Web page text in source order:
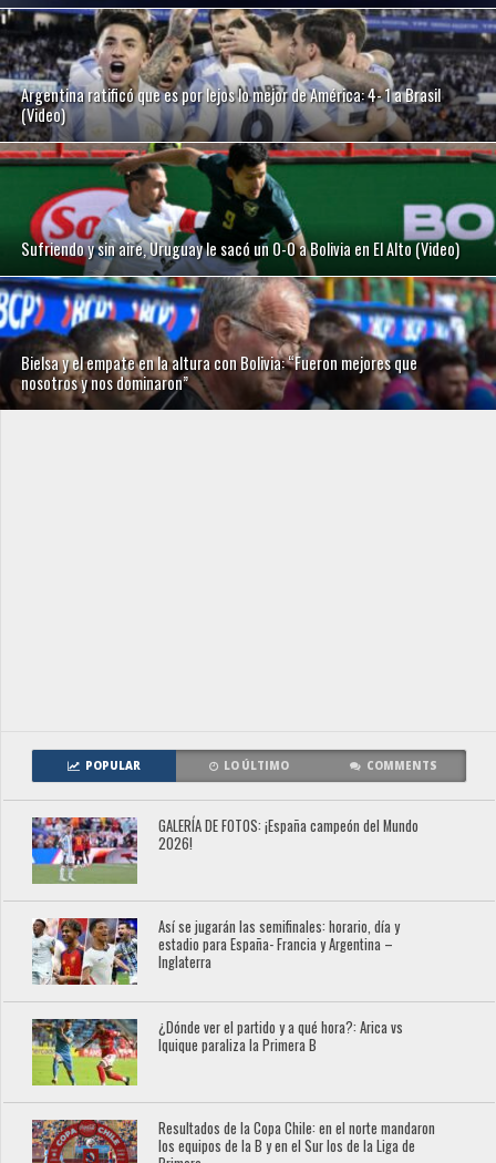
Argentina ratificó que es por lejos lo mejor de América: 4- 1 a Brasil
(Video)
Sufriendo y sin aire, Uruguay le sacó un 0-0 a Bolivia en El Alto (Video)
Bielsa y el empate en la altura con Bolivia: “Fueron mejores que
nosotros y nos dominaron”
POPULAR LO ÚLTIMO COMMENTS
GALERÍA DE FOTOS: ¡España campeón del Mundo
2026!
Así se jugarán las semifinales: horario, día y
estadio para España- Francia y Argentina –
Inglaterra
¿Dónde ver el partido y a qué hora?: Arica vs
Iquique paraliza la Primera B
Resultados de la Copa Chile: en el norte mandaron
los equipos de la B y en el Sur los de la Liga de